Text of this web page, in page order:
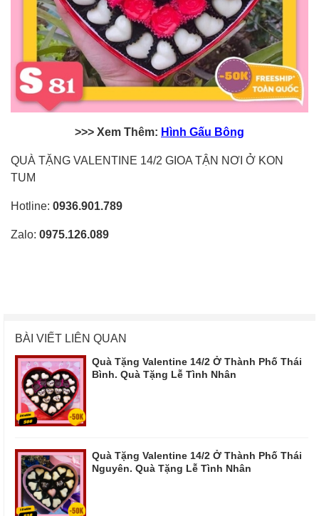
>>> Xem Thêm: Hình Gấu Bông
QUÀ TẶNG VALENTINE 14/2 GIOA TẬN NƠI Ở KON
TUM
Hotline: 0936.901.789
Zalo: 0975.126.089
BÀI VIẾT LIÊN QUAN
Quà Tặng Valentine 14/2 Ở Thành Phố Thái
Bình. Quà Tặng Lễ Tình Nhân
Quà Tặng Valentine 14/2 Ở Thành Phố Thái
Nguyên. Quà Tặng Lễ Tình Nhân